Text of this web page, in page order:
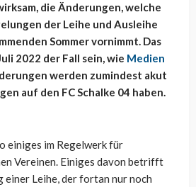
die Änderungen, welche
der Leihe und Ausleihe
Sommer vornimmt. Das
2022 der Fall sein, wie Medien
werden zumindest akut
auf den FC Schalke 04 haben.
einiges im Regelwerk für
Vereinen. Einiges davon betrifft
einer Leihe, der fortan nur noch